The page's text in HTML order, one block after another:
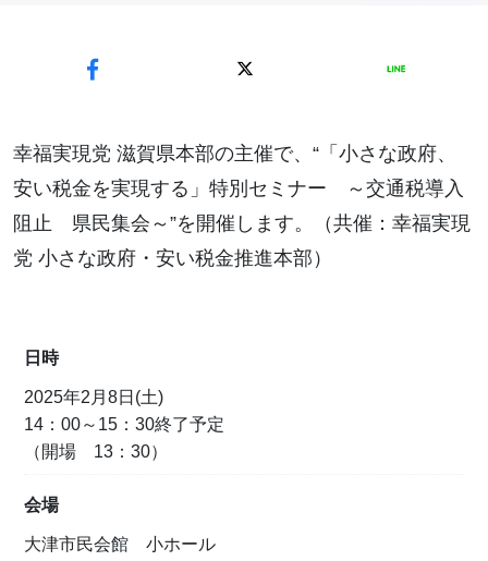
幸福実現党 滋賀県本部の主催で、“「小さな政府、
安い税金を実現する」特別セミナー ～交通税導入
阻止 県民集会～”を開催します。（共催：幸福実現
党 小さな政府・安い税金推進本部）
日時
2025年2月8日(土)
14：00～15：30終了予定
（開場 13：30）
会場
大津市民会館 小ホール